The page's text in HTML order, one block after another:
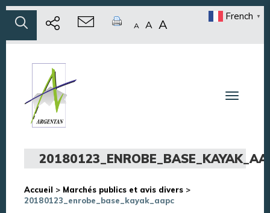
A A A
French ▼
Toggle
Accueil > Marchés publics et avis divers >
20180123_enrobe_base_kayak_aapc